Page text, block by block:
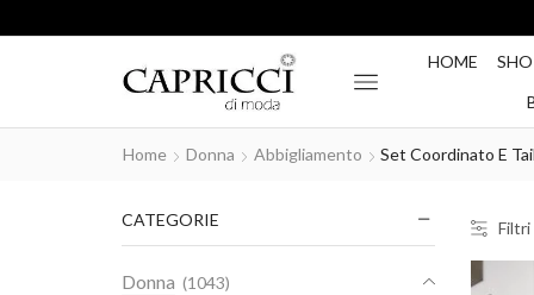
HOME
Home Donna Abbigliamento Set Coordinato E
Filtri
CATEGORIE
Donna (1043)